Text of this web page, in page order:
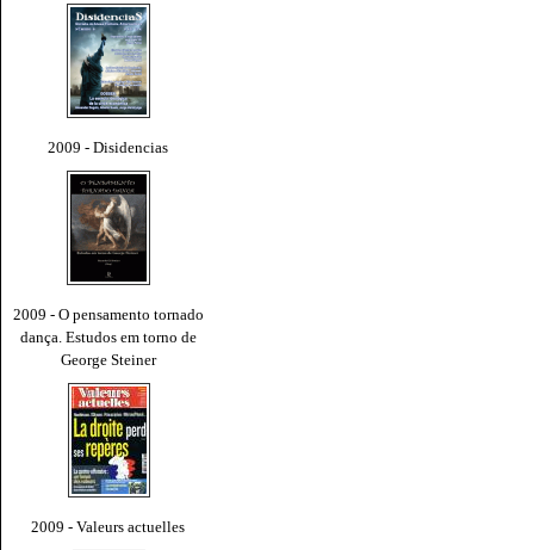
2009 - Disidencias
2009 - O pensamento tornado
dança. Estudos em torno de
George Steiner
2009 - Valeurs actuelles